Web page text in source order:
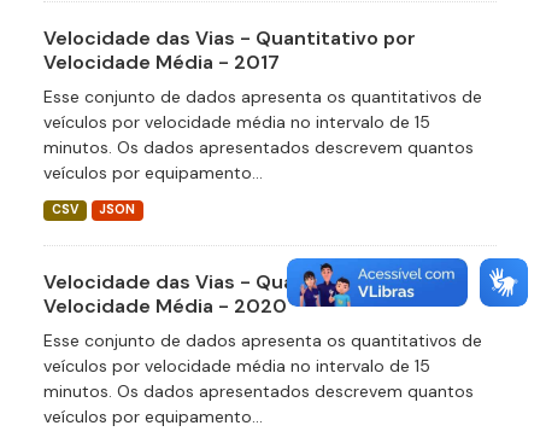
Velocidade das Vias - Quantitativo por
Velocidade Média - 2017
Esse conjunto de dados apresenta os quantitativos de
veículos por velocidade média no intervalo de 15
minutos. Os dados apresentados descrevem quantos
veículos por equipamento...
CSV JSON
Velocidade das Vias - Quantitativo por
Velocidade Média - 2020
Esse conjunto de dados apresenta os quantitativos de
veículos por velocidade média no intervalo de 15
minutos. Os dados apresentados descrevem quantos
veículos por equipamento...